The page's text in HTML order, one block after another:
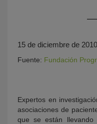
15 de diciembre de 2010
Fuente: Fundación
Expertos en
asociaciones de
que se están